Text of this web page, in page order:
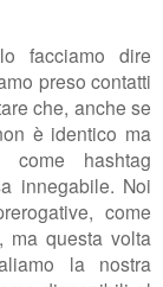
facciamo dire
preso contatti
che, anche se
è identico ma
hashtag
innegabile. Noi
come
ma questa volta
la nostra